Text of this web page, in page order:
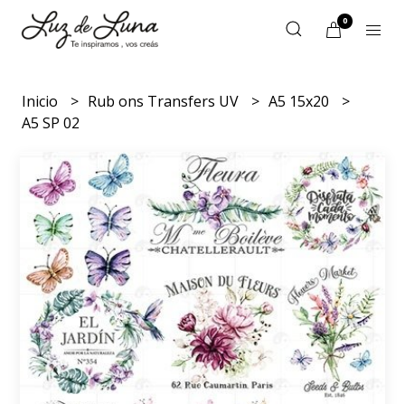
0
Inicio Rub ons Transfers UV
A5 15x20
A5 SP 02